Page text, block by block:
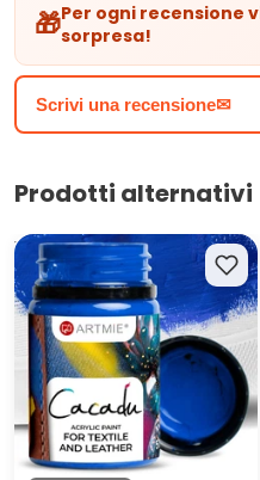
🎁Per ogni recensione
sorpresa!
Scrivi una recensione✉
Prodotti alternativi
Vernici per tessuti e pelle
ARTMIE CACADU 50 ml